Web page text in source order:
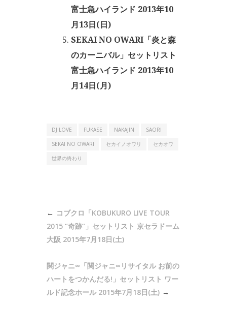
富士急ハイランド 2013年10
月13日(日)
SEKAI NO OWARI「炎と森
のカーニバル」セットリスト
富士急ハイランド 2013年10
月14日(月)
DJ LOVE FUKASE NAKAJIN
SAORI
SEKAI NO OWARI
セカイノオワリ
セカオワ
世界の終わり
コブクロ「KOBUKURO LIVE TOUR
2015 “奇跡”」セットリスト 京セラドーム
大阪 2015年7月18日(土)
関ジャニ∞「関ジャニ∞リサイタル お前の
ハートをつかんだる!」セットリスト ワー
ルド記念ホール 2015年7月18日(土)